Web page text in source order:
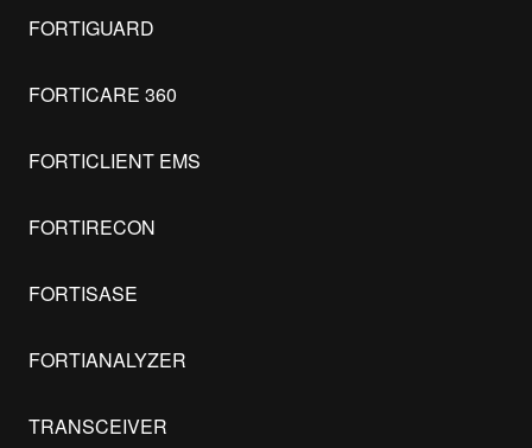
FORTIGUARD
FORTICARE 360
FORTICLIENT EMS
FORTIRECON
FORTISASE
FORTIANALYZER
TRANSCEIVER